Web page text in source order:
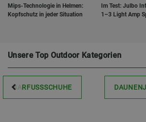
Mips-Technologie in Helmen:
Kopfschutz in jeder Situation
Im Test: Julbo
1–3 Light Amp
Unsere Top Outdoor Kategorien
BARFUSSSCHUHE